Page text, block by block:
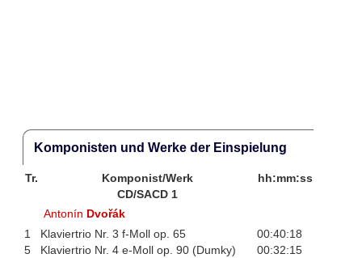
Komponisten und Werke der Einspielung
Tr. Komponist/Werk
hh:mm:ss
CD/SACD 1
Antonín Dvořák
1
Klaviertrio Nr. 3 f-Moll op. 65
00:40:18
5
Klaviertrio Nr. 4 e-Moll op. 90 (Dumky) 00:32:15